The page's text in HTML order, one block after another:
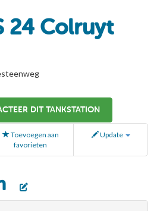
24 Colruyt
DIT TANKSTATION
Toevoegen aan
favorieten
Update